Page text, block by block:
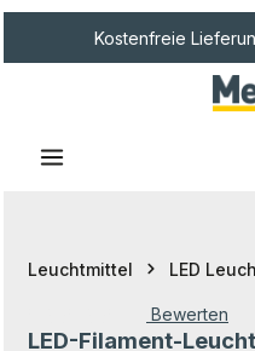
Kostenfreie
Leuchtmittel LED
Durchschnittliche
Bewerten
LED-Filament-